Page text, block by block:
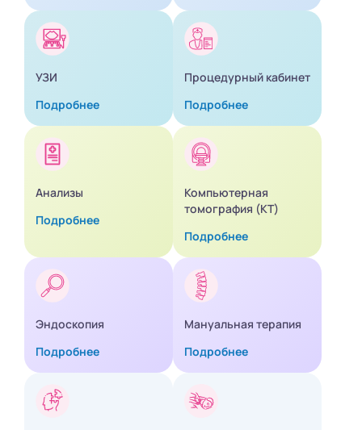
УЗИ
Подробнее
Процедурный кабинет
Подробнее
Анализы
Подробнее
Компьютерная
томография (КТ)
Подробнее
Эндоскопия
Подробнее
Мануальная терапия
Подробнее